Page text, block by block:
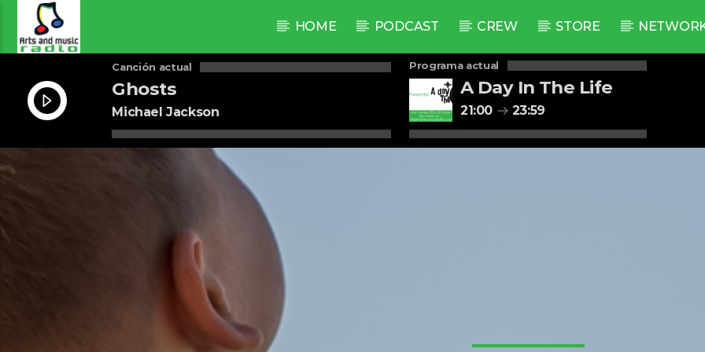
HOME PODCAST CREW STORE
Canción actual
Ghosts
Michael Jackson
Programa actual
A Day In The Life
21:00 23:59